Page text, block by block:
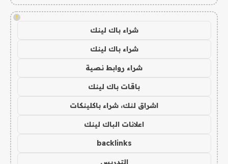
!
شراء باك لينك
شراء باك لينك
شراء روابط نصية
باقات باك لينك
اشراق لنك، شراء باكلينكات
اعلانات الباك لينك
backlinks
التدريس